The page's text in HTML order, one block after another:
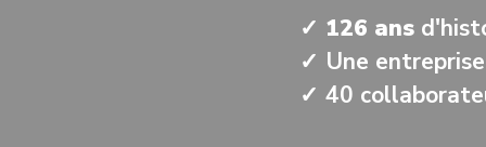
✓ 126 ans
✓ Une entreprise
✓ 40